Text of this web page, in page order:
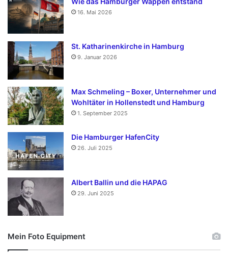
16. Mai 2026
St. Katharinenkirche in Hamburg
9. Januar 2026
Max Schmeling – Boxer, Unternehmer und
Wohltäter in Hollenstedt und Hamburg
1. September 2025
Die Hamburger HafenCity
26. Juli 2025
Albert Ballin und die HAPAG
29. Juni 2025
Mein Foto Equipment